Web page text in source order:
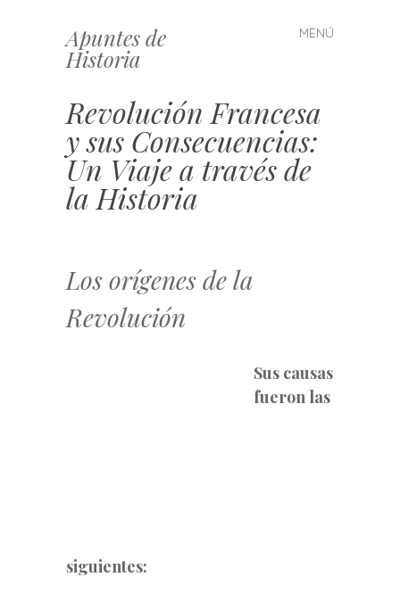
Apuntes de
Historia
MENÚ
Saltar
al
Revolución Francesa
y sus Consecuencias:
Un Viaje a través de
la Historia
Los orígenes de la
Revolución
Sus causas
fueron las
siguientes: